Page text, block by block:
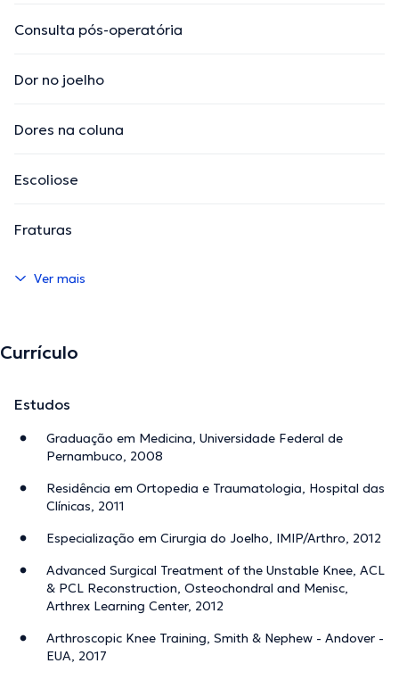
Consulta pós-operatória
Dor no joelho
Dores na coluna
Escoliose
Fraturas
Ver mais
Currículo
Estudos
Graduação em Medicina, Universidade Federal de
Pernambuco, 2008
Residência em Ortopedia e Traumatologia, Hospital das
Clínicas, 2011
Especialização em Cirurgia do Joelho, IMIP/Arthro, 2012
Advanced Surgical Treatment of the Unstable Knee, ACL
& PCL Reconstruction, Osteochondral and Menisc,
Arthrex Learning Center, 2012
Arthroscopic Knee Training, Smith & Nephew - Andover -
EUA, 2017